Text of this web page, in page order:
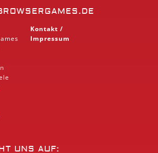
Kontakt /
Impressum
UNS AUF: